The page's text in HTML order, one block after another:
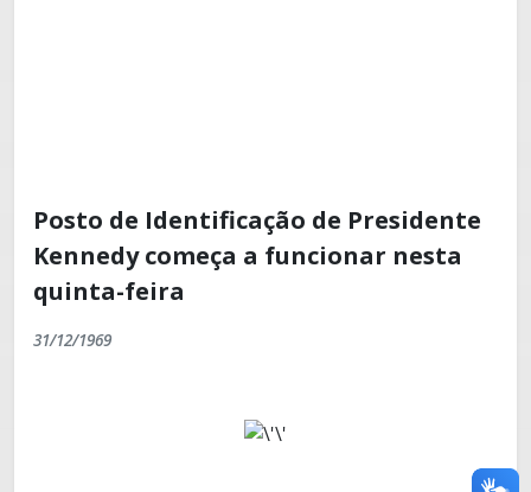
Posto de Identificação de Presidente
Kennedy começa a funcionar nesta
quinta-feira
31/12/1969